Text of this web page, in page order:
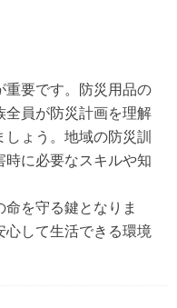
要です。防災用品の
員が防災計画を理解
しょう。地域の防災訓
に必要なスキルや知
を守る鍵となりま
して生活できる環境